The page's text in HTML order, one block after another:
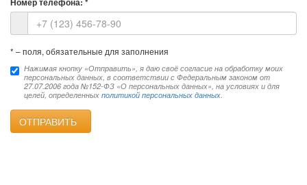
Номер телефона: *
* – поля, обязательные для заполнения
Нажимая кнопку «Отправить», я даю своё согласие на обработку моих
персональных данных, в соответствии с Федеральным законом от
27.07.2006 года №152-ФЗ «О персональных данных», на условиях и для
целей, определенных политикой персональных данных.
ОТПРАВИТЬ